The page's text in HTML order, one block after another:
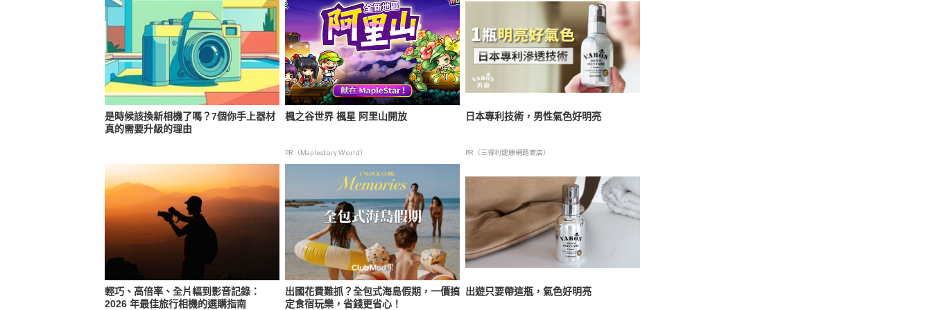
是時候該換新相機了嗎？7個你手上器材
真的需要升級的理由
楓之谷世界 楓星 阿里山開放
PR（Maplestory World）
日本專利技術，男性氣色好明亮
PR（三得利健康網路商店）
輕巧、高倍率、全片幅到影音記錄：
2026 年最佳旅行相機的選購指南
出國花費難抓？全包式海島假期，一價搞
定食宿玩樂，省錢更省心！
出遊只要帶這瓶，氣色好明亮